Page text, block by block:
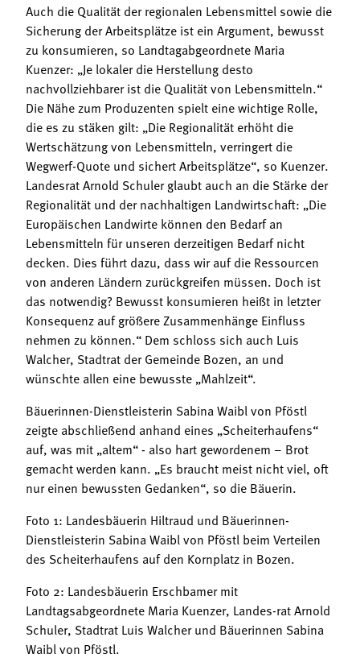
Auch die Qualität der regionalen Lebensmittel sowie die
Sicherung der Arbeitsplätze ist ein Argument, bewusst
zu konsumieren, so Landtagabgeordnete Maria
Kuenzer: „Je lokaler die Herstellung desto
nachvollziehbarer ist die Qualität von Lebensmitteln.“
Die Nähe zum Produzenten spielt eine wichtige Rolle,
die es zu stäken gilt: „Die Regionalität erhöht die
Wertschätzung von Lebensmitteln, verringert die
Wegwerf-Quote und sichert Arbeitsplätze“, so Kuenzer.
Landesrat Arnold Schuler glaubt auch an die Stärke der
Regionalität und der nachhaltigen Landwirtschaft: „Die
Europäischen Landwirte können den Bedarf an
Lebensmitteln für unseren derzeitigen Bedarf nicht
decken. Dies führt dazu, dass wir auf die Ressourcen
von anderen Ländern zurückgreifen müssen. Doch ist
das notwendig? Bewusst konsumieren heißt in letzter
Konsequenz auf größere Zusammenhänge Einfluss
nehmen zu können.“ Dem schloss sich auch Luis
Walcher, Stadtrat der Gemeinde Bozen, an und
wünschte allen eine bewusste „Mahlzeit“.
Bäuerinnen-Dienstleisterin Sabina Waibl von Pföstl
zeigte abschließend anhand eines „Scheiterhaufens“
auf, was mit „altem“ - also hart gewordenem – Brot
gemacht werden kann. „Es braucht meist nicht viel, oft
nur einen bewussten Gedanken“, so die Bäuerin.
Foto 1: Landesbäuerin Hiltraud und Bäuerinnen-
Dienstleisterin Sabina Waibl von Pföstl beim Verteilen
des Scheiterhaufens auf den Kornplatz in Bozen.
Foto 2: Landesbäuerin Erschbamer mit
Landtagsabgeordnete Maria Kuenzer, Landes-rat Arnold
Schuler, Stadtrat Luis Walcher und Bäuerinnen Sabina
Waibl von Pföstl.